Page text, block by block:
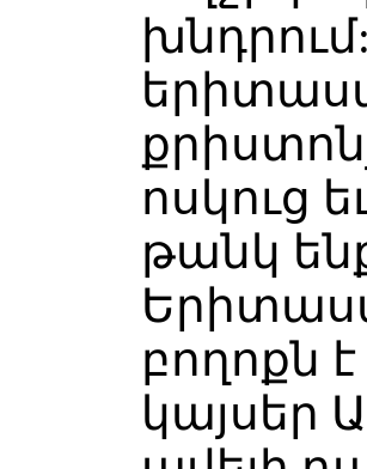
ոսկուց
թանկ
բողոքն
կայսեր